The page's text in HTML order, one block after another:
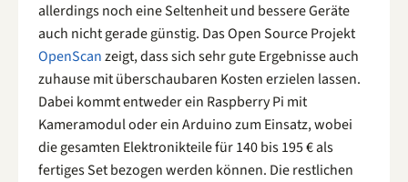
allerdings noch eine Seltenheit und bessere Geräte
auch nicht gerade günstig. Das Open Source Projekt
OpenScanzeigt, dass sich sehr gute Ergebnisse auch
zuhause mit überschaubaren Kosten erzielen lassen.
Dabei kommt entweder ein Raspberry Pi mit
Kameramodul oder ein Arduino zum Einsatz, wobei
die gesamten Elektronikteile für 140 bis 195 € als
fertiges Set bezogen werden können. Die restlichen